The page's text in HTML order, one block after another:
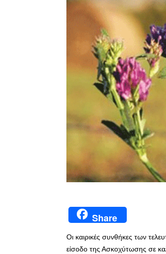
Share
Οι καιρικές συνθήκες των
είσοδο της Ασκοχύτωσης σε